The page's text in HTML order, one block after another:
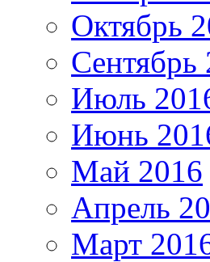
Октябрь
Сентябрь
Июль
Июнь
Май 2016
Апрель
Март